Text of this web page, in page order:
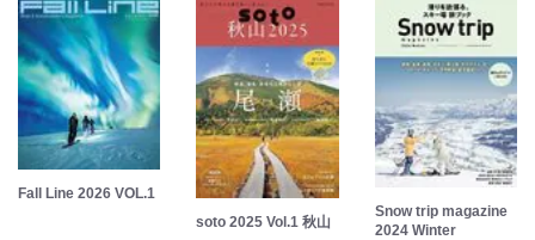
Fall Line 2026 VOL.1
soto 2025 Vol.1 秋山
Snow trip magazine
2024 Winter